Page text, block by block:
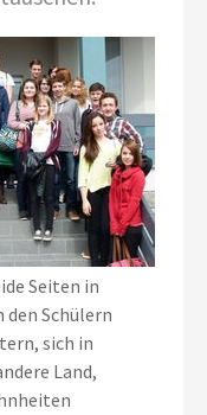
Seiten in
Schülern
sich in
Land,